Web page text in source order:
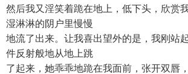
然后我又淫笑着跪在地上，低下头，欣赏
湿淋淋的阴户里慢慢
地流了出来。让我喜出望外的是，我刚站
件反射般地从地上跳
了起来，她乖乖地跪在我面前，张开双唇